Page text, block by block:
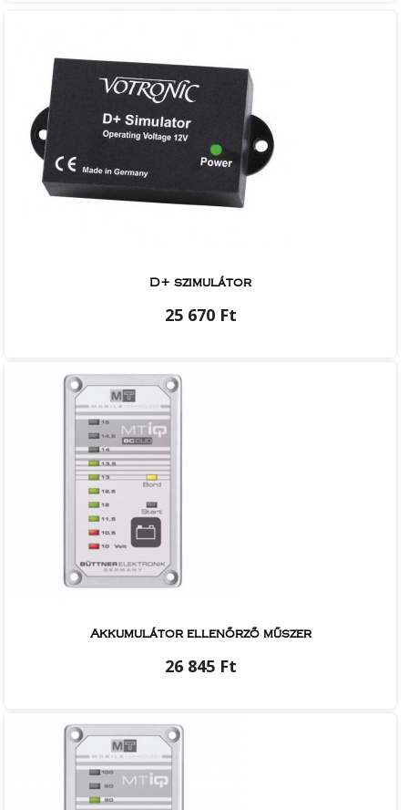
D+ szimulátor
25 670 Ft
Akkumulátor ellenőrző műszer
26 845 Ft